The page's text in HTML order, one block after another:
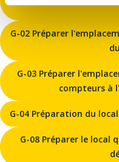
G-02 Préparer
G-03 Préparer
compteurs à
G-04 Préparation du
G-08 Préparer le local